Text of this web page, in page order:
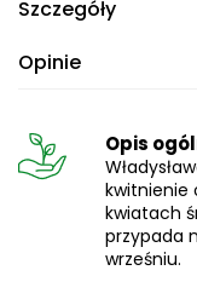
Szczegóły
Opinie
Opis
kwitnienie
kwiatach
przypada
wrześniu.